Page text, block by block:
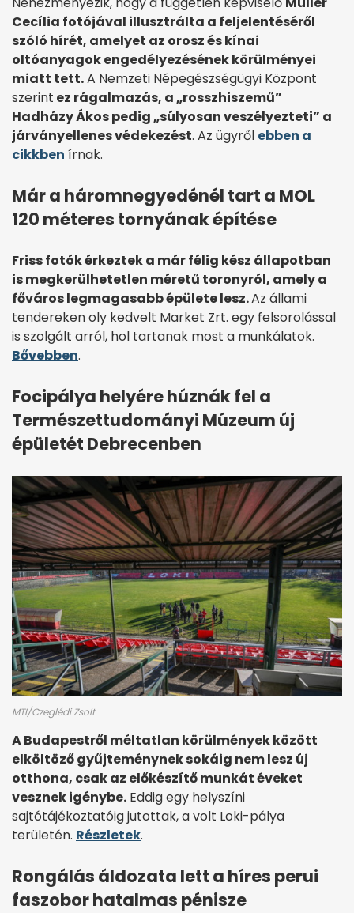
Cecília fotójával illusztrálta a feljelentéséről
szóló hírét, amelyet az orosz és kínai
oltóanyagok engedélyezésének körülményei
miatt tett.A Nemzeti Népegészségügyi Központ
szerint ez rágalmazás, a „rosszhiszemű”
Hadházy Ákos pedig „súlyosan veszélyezteti” a
járványellenes védekezést. Az ügyről ebben a
cikkben írnak.
Már a háromnegyedénél tart a MOL
120 méteres tornyának építése
Friss fotók érkeztek a már félig kész állapotban
is megkerülhetetlen méretű toronyról, amely a
főváros legmagasabb épülete lesz.Az állami
tendereken oly kedvelt Market Zrt. egy felsorolással
is szolgált arról, hol tartanak most a munkálatok.
Bővebben.
Focipálya helyére húznák fel a
Természettudományi Múzeum új
épületét Debrecenben
MTI/Czeglédi Zsolt
A Budapestről méltatlan körülmények között
elköltöző gyűjteménynek sokáig nem lesz új
otthona, csak az előkészítő munkát éveket
vesznek igénybe. Eddig egy helyszíni
sajtótájékoztatóig jutottak, a volt Loki-pálya
területén. Részletek.
Rongálás áldozata lett a híres perui
faszobor hatalmas pénisze